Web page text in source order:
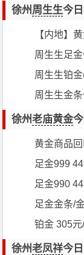
徐州 周生生今
【内地】
周生生足
周生生铂
周生生金
徐州老庙黄金
黄金商品
足金999
足金990
足金金条/
铂金 305元
徐州老凤祥今